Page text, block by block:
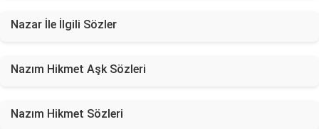
Nazar İle İlgili Sözler
Nazım Hikmet Aşk Sözleri
Nazım Hikmet Sözleri